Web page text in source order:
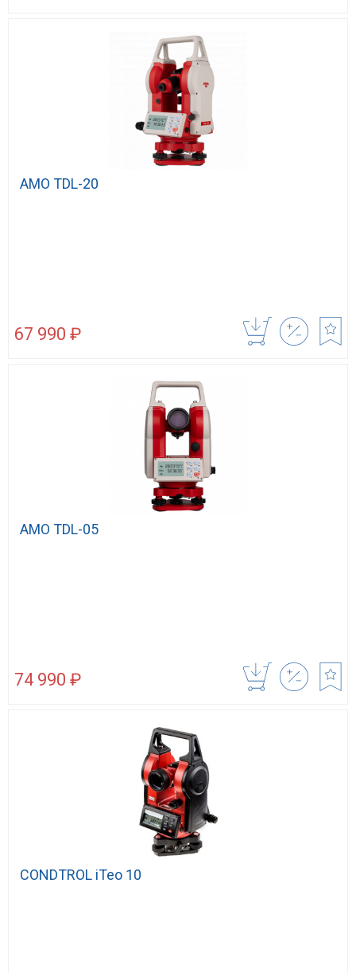
AMO TDL-20
67 990 ₽
AMO TDL-05
74 990 ₽
CONDTROL iTeo 10